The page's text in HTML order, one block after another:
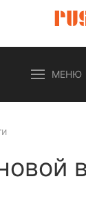
МЕНЮ